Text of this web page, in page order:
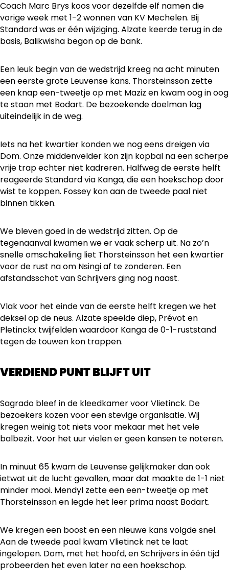
Coach Marc Brys koos voor dezelfde elf namen die
vorige week met 1-2 wonnen van KV Mechelen. Bij
Standard was er één wijziging. Alzate keerde terug in de
basis, Balikwisha begon op de bank.
Een leuk begin van de wedstrijd kreeg na acht minuten
een eerste grote Leuvense kans. Thorsteinsson zette
een knap een-tweetje op met Maziz en kwam oog in oog
te staan met Bodart. De bezoekende doelman lag
uiteindelijk in de weg.
Iets na het kwartier konden we nog eens dreigen via
Dom. Onze middenvelder kon zijn kopbal na een scherpe
vrije trap echter niet kadreren. Halfweg de eerste helft
reageerde Standard via Kanga, die een hoekschop door
wist te koppen. Fossey kon aan de tweede paal niet
binnen tikken.
We bleven goed in de wedstrijd zitten. Op de
tegenaanval kwamen we er vaak scherp uit. Na zo’n
snelle omschakeling liet Thorsteinsson het een kwartier
voor de rust na om Nsingi af te zonderen. Een
afstandsschot van Schrijvers ging nog naast.
Vlak voor het einde van de eerste helft kregen we het
deksel op de neus. Alzate speelde diep, Prévot en
Pletinckx twijfelden waardoor Kanga de 0-1-ruststand
tegen de touwen kon trappen.
VERDIEND PUNT BLIJFT UIT
Sagrado bleef in de kleedkamer voor Vlietinck. De
bezoekers kozen voor een stevige organisatie. Wij
kregen weinig tot niets voor mekaar met het vele
balbezit. Voor het uur vielen er geen kansen te noteren.
In minuut 65 kwam de Leuvense gelijkmaker dan ook
ietwat uit de lucht gevallen, maar dat maakte de 1-1 niet
minder mooi. Mendyl zette een een-tweetje op met
Thorsteinsson en legde het leer prima naast Bodart.
We kregen een boost en een nieuwe kans volgde snel.
Aan de tweede paal kwam Vlietinck net te laat
ingelopen. Dom, met het hoofd, en Schrijvers in één tijd
probeerden het even later na een hoekschop.